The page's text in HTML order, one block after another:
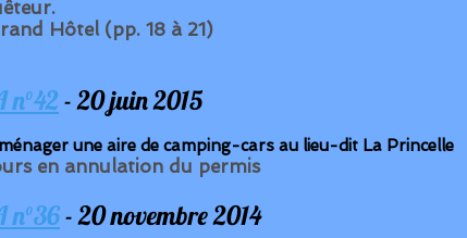
Hôtel (pp. 18 à 21)
- 20 juin 2015
une aire de camping-cars au lieu-dit La Princelle
en annulation du permis
n°36- 20 novembre 2014